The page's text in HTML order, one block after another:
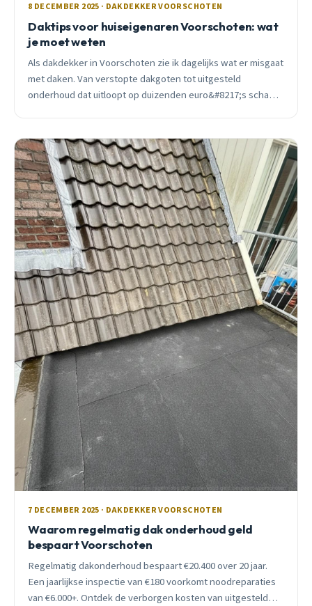
8 DECEMBER 2025 · DAKDEKKER VOORSCHOTEN
Daktips voor huiseigenaren Voorschoten: wat
je moet weten
Als dakdekker in Voorschoten zie ik dagelijks wat er misgaat
met daken. Van verstopte dakgoten tot uitgesteld
onderhoud dat uitloopt op duizenden euro&#8217;s schade.
7 DECEMBER 2025 · DAKDEKKER VOORSCHOTEN
Waarom regelmatig dak onderhoud geld
bespaart Voorschoten
Regelmatig dakonderhoud bespaart €20.400 over 20 jaar.
Een jaarlijkse inspectie van €180 voorkomt noodreparaties
van €6.000+. Ontdek de verborgen kosten van uitgesteld